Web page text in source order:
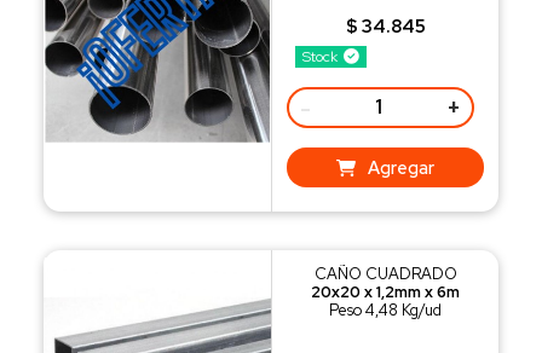
Stock
$ 34.845
- +
Agregar
CAÑO CUADRADO
20x20 x 1,2mm x 6m
Peso 4,48 Kg/ud